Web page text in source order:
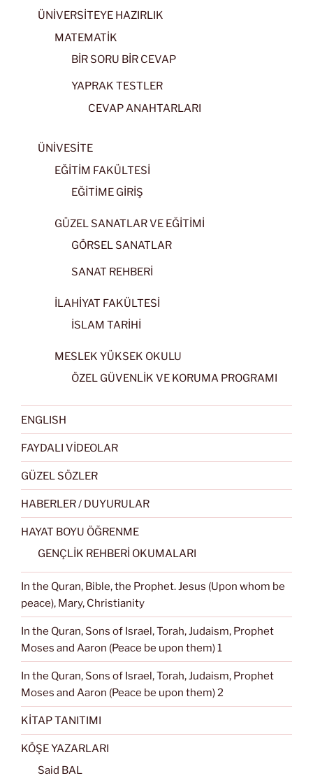
ÜNİVERSİTEYE HAZIRLIK
MATEMATİK
BİR SORU BİR CEVAP
YAPRAK TESTLER
CEVAP ANAHTARLARI
ÜNİVESİTE
EĞİTİM FAKÜLTESİ
EĞİTİME GİRİŞ
GÜZEL SANATLAR VE EĞİTİMİ
GÖRSEL SANATLAR
SANAT REHBERİ
İLAHİYAT FAKÜLTESİ
İSLAM TARİHİ
MESLEK YÜKSEK OKULU
ÖZEL GÜVENLİK VE KORUMA PROGRAMI
ENGLISH
FAYDALI VİDEOLAR
GÜZEL SÖZLER
HABERLER / DUYURULAR
HAYAT BOYU ÖĞRENME
GENÇLİK REHBERİ OKUMALARI
In the Quran, Bible, the Prophet. Jesus (Upon whom be
peace), Mary, Christianity
In the Quran, Sons of Israel, Torah, Judaism, Prophet
Moses and Aaron (Peace be upon them) 1
In the Quran, Sons of Israel, Torah, Judaism, Prophet
Moses and Aaron (Peace be upon them) 2
KİTAP TANITIMI
KÖŞE YAZARLARI
Said BAL